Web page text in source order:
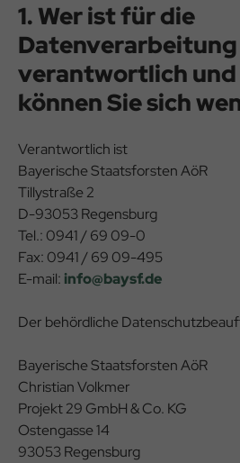
1. Wer ist für die
Datenverarbeitung
verantwortlich und
können Sie sich
Verantwortlich ist
Bayerische Staatsforsten AöR
Tillystraße 2
D-93053 Regensburg
Tel.: 0941 / 69 09-0
Fax: 0941 / 69 09-495
E-mail: info@baysf.de
Der behördliche
Bayerische Staatsforsten AöR
Christian Volkmer
Projekt 29 GmbH & Co. KG
Ostengasse 14
93053 Regensburg